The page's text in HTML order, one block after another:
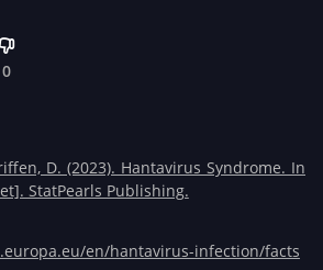
0
D. (2023). Hantavirus Syndrome. In
StatPearls Publishing.
en/hantavirus-infection/facts